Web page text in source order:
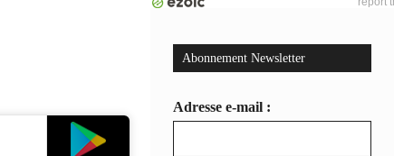
Abonnement Newsletter
Adresse e-mail :